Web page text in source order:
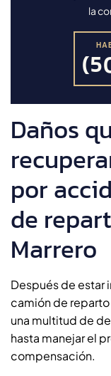
la
Daños
por
de
Marrero
Después de estar
camión de
una multitud de
hasta manejar el
compensación.